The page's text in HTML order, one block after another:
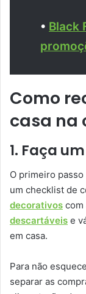
• Black
Como
casa na
1. Faça
O primeiro
um checklist de
decorativos com
descartáveis e
em casa.
Para não
separar as